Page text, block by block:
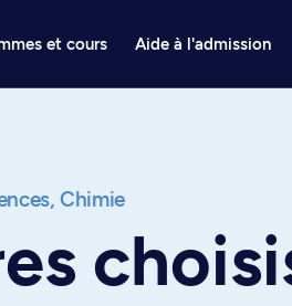
et cours Aide à l'admission
Chimie